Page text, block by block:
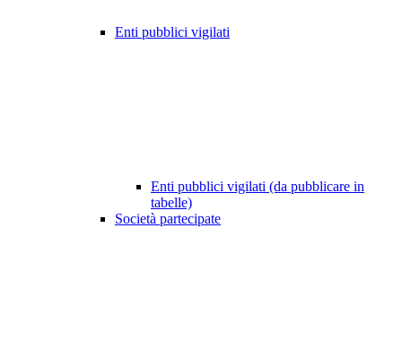
Enti pubblici vigilati
Enti pubblici vigilati (da pubblicare in
tabelle)
Società partecipate